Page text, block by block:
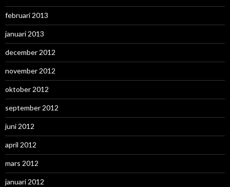
februari 2013
januari 2013
december 2012
november 2012
oktober 2012
september 2012
juni 2012
april 2012
mars 2012
januari 2012